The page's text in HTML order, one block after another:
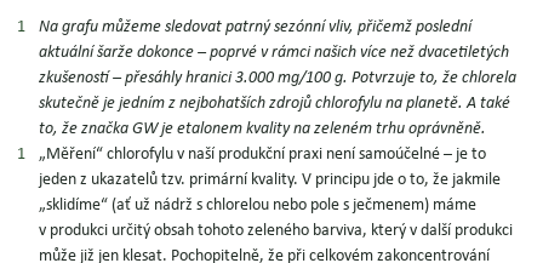
Na grafu můžeme sledovatpatrný sezónní vliv, přičemž poslední
aktuální šarže dokonce – poprvé v rámci našich více než dvacetiletých
zkušeností –přesáhly hranici 3.000 mg/100 g. Potvrzuje to, že chlorela
skutečně je jedním z nejbohatších zdrojů chlorofylu na planetě. A také
to, že značka GW je etalonem kvality na zeleném trhu oprávněně.
„ Měření“ chlorofylu v naší produkční praxi není samoúčelné – je to
jeden z ukazatelů tzv. primární kvality.V principu jde o to, že jakmile
„sklidíme“ (ať už nádrž s chlorelou nebo pole s ječmenem) máme
v produkci určitý obsah tohoto zeleného barviva, který v další produkci
může již jen klesat. Pochopitelně, že při celkovém zakoncentrování